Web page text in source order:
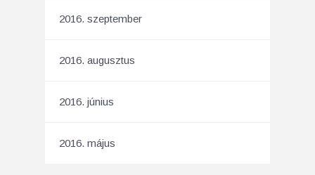
2016. szeptember
2016. augusztus
2016. június
2016. május